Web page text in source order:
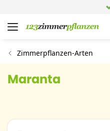
4,4 von
Zimmerpflanzen-Arten
Maranta